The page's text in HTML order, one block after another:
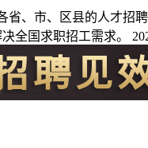
省、市、区县的人才
全国求职招工需求。